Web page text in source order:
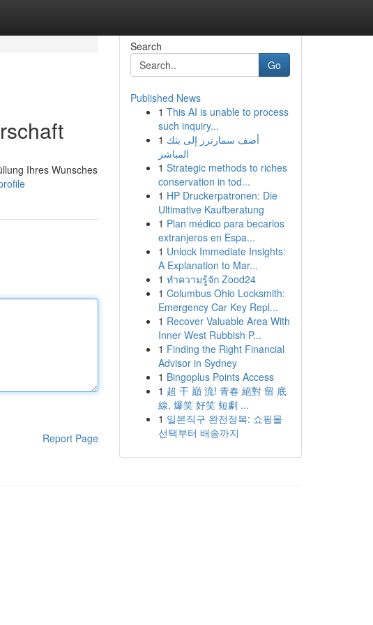
Ihres Wunsches
Report Page
Search
Go
Published News
1 This AI is unable to process
such inquiry...
1 أضف سمارترز إلى بثك
المباشر
1 Strategic methods to riches
conservation in tod...
1 HP Druckerpatronen: Die
Ultimative Kaufberatung
1 Plan médico para becarios
extranjeros en Espa...
1 Unlock Immediate Insights:
A Explanation to Mar...
1 ทำความรู้จัก Zood24
1 Columbus Ohio Locksmith:
Emergency Car Key Repl...
1 Recover Valuable Area With
Inner West Rubbish P...
1 Finding the Right Financial
Advisor in Sydney
1 Bingoplus Points Access
1 超 干 巔 流! 青春 絕對 留 底
線, 爆笑 好笑 短劇 ...
1 일본직구 완전정복: 쇼핑몰
선택부터 배송까지